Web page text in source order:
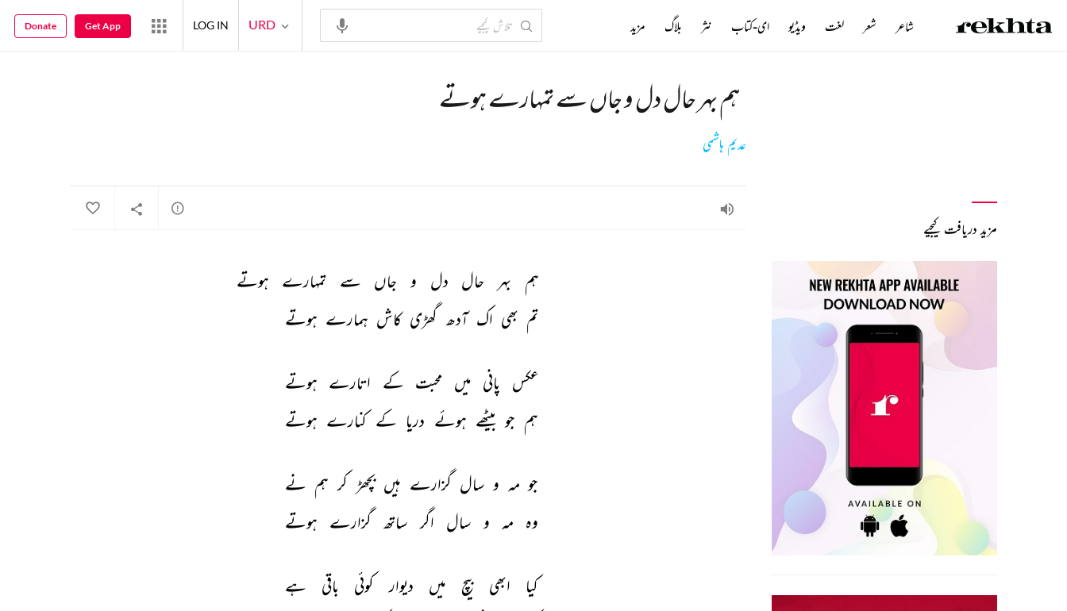
ہم بہر حال دل و جاں سے تمہارے ہوتے
عدیم ہاشمی
ہم بہر حال دل و جاں سے تمہارے
ہوتے
تم بھی اک آدھ گھڑی کاش ہمارے ہوتے
عکس پانی میں محبت کے اتارے ہوتے
ہم جو بیٹھے ہوئے دریا کے کنارے ہوتے
جو مہ و سال گزارے ہیں بچھڑ کر ہم نے
وہ مہ و سال اگر ساتھ گزارے ہوتے
کیا ابھی بیچ میں دیوار کوئی باقی
ہے
مزید دریافت کیجیے
شاعر شعر لغت ویڈیو ای-کتاب نثر بلاگ مزید URD
LOG IN
Get App
Donate